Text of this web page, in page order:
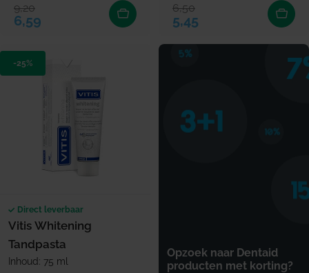
Verkoopprijs
6,59
Normale prijs
9,20 Verkoopprijs
5,45
Normale prijs
6,50
-25%
Direct leverbaar
Vitis Whitening
Tandpasta
Inhoud: 75 ml
Opzoek naar Dentaid
producten met korting?